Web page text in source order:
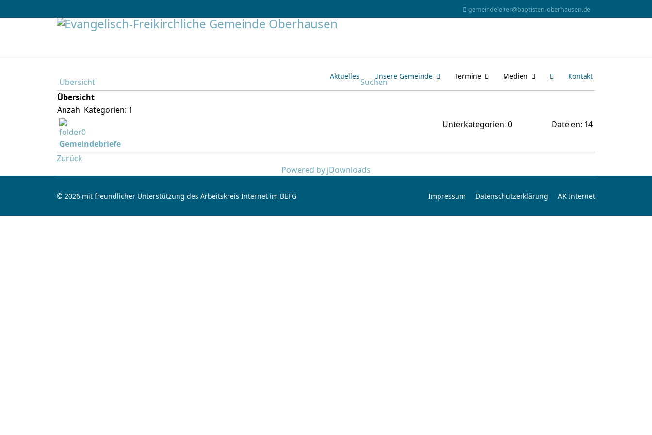
gemeindeleiter@baptisten-oberhausen.de
Aktuelles Unsere Gemeinde Termine Medien Kontakt
Übersicht
Suchen
Übersicht
Anzahl Kategorien: 1
Gemeindebriefe
Unterkategorien: 0 Dateien: 14
Zurück
Powered by jDownloads
© 2026 mit freundlicher Unterstützung des Arbeitskreis Internet im BEFG Impressum Datenschutzerklärung AK Internet